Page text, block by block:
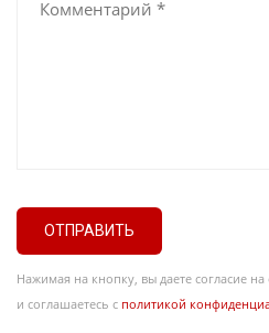
ОТПРАВИТЬ
Нажимая на кнопку, вы даете согласие
и соглашаетесь с политикой